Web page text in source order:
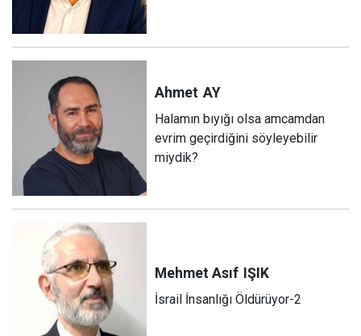
Ahmet AY
Halamın bıyığı olsa amcamdan
evrim geçirdiğini söyleyebilir
miydik?
Mehmet Asıf IŞIK
İsrail İnsanlığı Öldürüyor-2